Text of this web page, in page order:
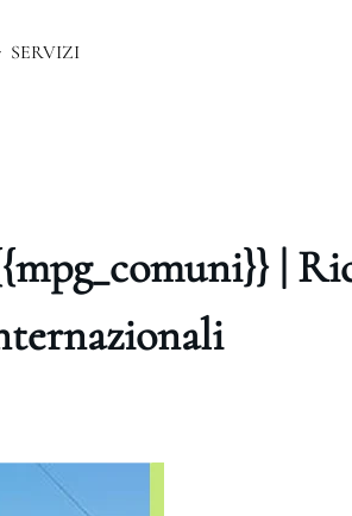
SERVIZI
|